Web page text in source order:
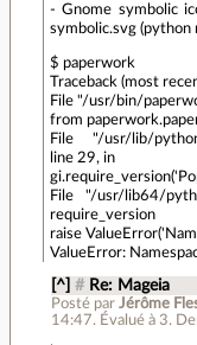
- Gnome symbolic
symbolic.svg (python
$ paperwork
Traceback (most
File "/usr/bin/
from
File "/usr/lib/
line 29, in
File "/usr/lib64/
require_version
raise
ValueError:
[^] # Re: Mageia
Posté par Jérôme
14:47.Évalué à 3.